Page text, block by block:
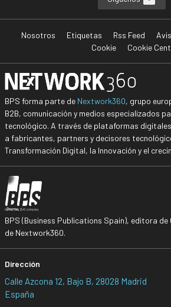
Nosotros Etiquetas Rss Feed
Cookie
Cookie
BPS forma parte de Nextwork360, grupo
B2B, comunicación y medios especializados
tecnológico. A través de plataformas
a fabricantes, partners y decisores
Transformación Digital, la Innovación y el
BPS (Business Publications Spain), editora
de Nextwork360.
Dirección
Calle Azcona 12, Bajo B, 28028 Madrid
España